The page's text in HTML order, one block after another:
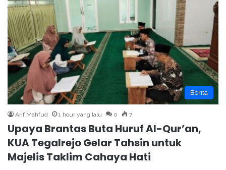
Berita
Arif Mahfud 1 hour yang lalu 0 7
Upaya Brantas Buta Huruf Al-Qur’an,
KUA Tegalrejo Gelar Tahsin untuk
Majelis Taklim Cahaya Hati